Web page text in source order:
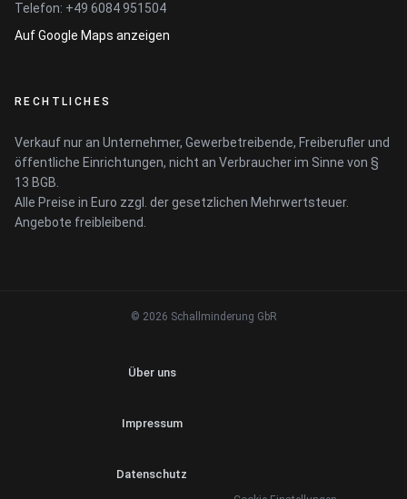
Telefon: +49 6084 951504
Auf Google Maps anzeigen
RECHTLICHES
Verkauf nur an Unternehmer, Gewerbetreibende, Freiberufler und
öffentliche Einrichtungen, nicht an Verbraucher im Sinne von §
13 BGB.
Alle Preise in Euro zzgl. der gesetzlichen Mehrwertsteuer.
Angebote freibleibend.
© 2026 Schallminderung GbR
Über uns
Impressum
Datenschutz